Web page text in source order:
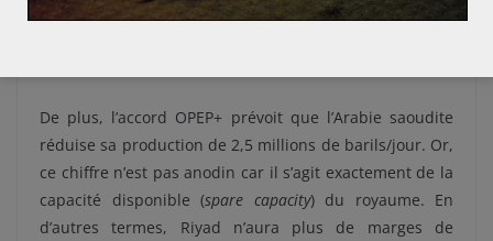
et politique sans précédent. Il faut rappeler que la
De plus, l’accord OPEP+ prévoit que l’Arabie saoudite
réduise sa production de 2,5 millions de barils/jour. Or,
ce chiffre n’est pas anodin car il s’agit exactement de la
capacité disponible (spare capacity) du royaume. En
d’autres termes, Riyad n’aura plus de marges de